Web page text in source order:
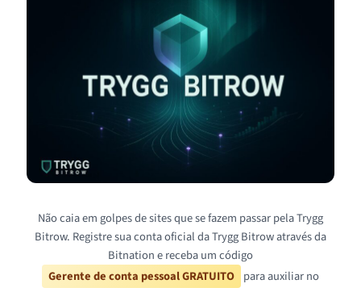
Não caia em golpes de sites que se fazem passar pela Trygg
Bitrow. Registre sua conta oficial da Trygg Bitrow através da
Bitnation e receba um código
Gerente de conta pessoal GRATUITO para auxiliar no